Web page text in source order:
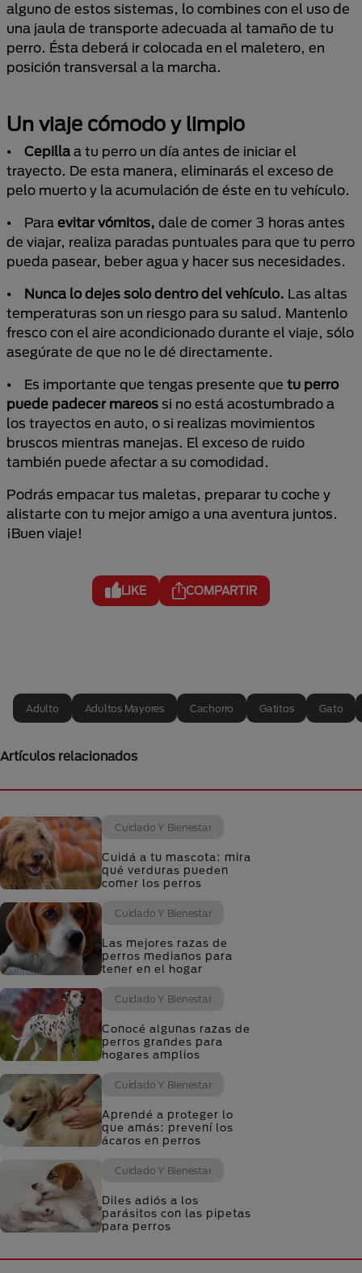
alguno de estos sistemas, lo combines con el uso de
una jaula de transporte adecuada al tamaño de tu
perro. Ésta deberá ir colocada en el maletero, en
posición transversal a la marcha.
Un viaje cómodo y limpio
⦁ Cepilla a tu perro un día antes de iniciar el
trayecto. De esta manera, eliminarás el exceso de
pelo muerto y la acumulación de éste en tu vehículo.
⦁ Para evitar vómitos, dale de comer 3 horas antes
de viajar, realiza paradas puntuales para que tu perro
pueda pasear, beber agua y hacer sus necesidades.
⦁ Nunca lo dejes solo dentro del vehículo. Las altas
temperaturas son un riesgo para su salud. Mantenlo
fresco con el aire acondicionado durante el viaje, sólo
asegúrate de que no le dé directamente.
⦁ Es importante que tengas presente que tu perro
puede padecer mareos si no está acostumbrado a
los trayectos en auto, o si realizas movimientos
bruscos mientras manejas. El exceso de ruido
también puede afectar a su comodidad.
Podrás empacar tus maletas, preparar tu coche y
alistarte con tu mejor amigo a una aventura juntos.
¡Buen viaje!
LIKE COMPARTIR
Adulto Adultos Mayores Cachorro Gatitos Gato
Artículos relacionados
Cuidado Y Bienestar
Cuidá a tu mascota: mira
qué verduras pueden
comer los perros
Cuidado Y Bienestar
Las mejores razas de
perros medianos para
tener en el hogar
Cuidado Y Bienestar
Conocé algunas razas de
perros grandes para
hogares amplios
Cuidado Y Bienestar
Aprendé a proteger lo
que amás: prevení los
ácaros en perros
Cuidado Y Bienestar
Diles adiós a los
parásitos con las pipetas
para perros